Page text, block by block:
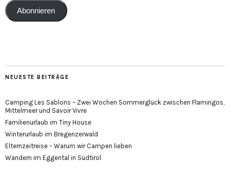
Abonnieren
NEUESTE BEITRÄGE
Camping Les Sablons – Zwei Wochen Sommerglück zwischen Flamingos,
Mittelmeer und Savoir Vivre
Familienurlaub im Tiny House
Winterurlaub im Bregenzerwald
Elternzeitreise – Warum wir Campen lieben
Wandern im Eggental in Südtirol